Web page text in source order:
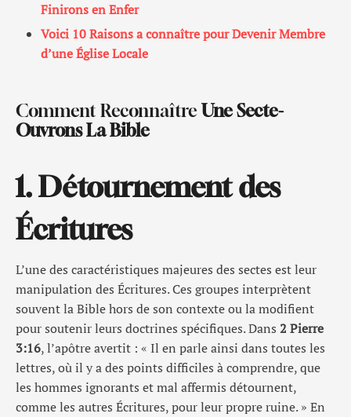
Finirons en Enfer
Voici 10 Raisons a connaître pour Devenir Membre
d’une Église Locale
Comment Reconnaître Une Secte-
Ouvrons La Bible
1. Détournement des
Écritures
L’une des caractéristiques majeures des sectes est leur
manipulation des Écritures. Ces groupes interprètent
souvent la Bible hors de son contexte ou la modifient
pour soutenir leurs doctrines spécifiques. Dans 2 Pierre
3:16, l’apôtre avertit : « Il en parle ainsi dans toutes les
lettres, où il y a des points difficiles à comprendre, que
les hommes ignorants et mal affermis détournent,
comme les autres Écritures, pour leur propre ruine. » En